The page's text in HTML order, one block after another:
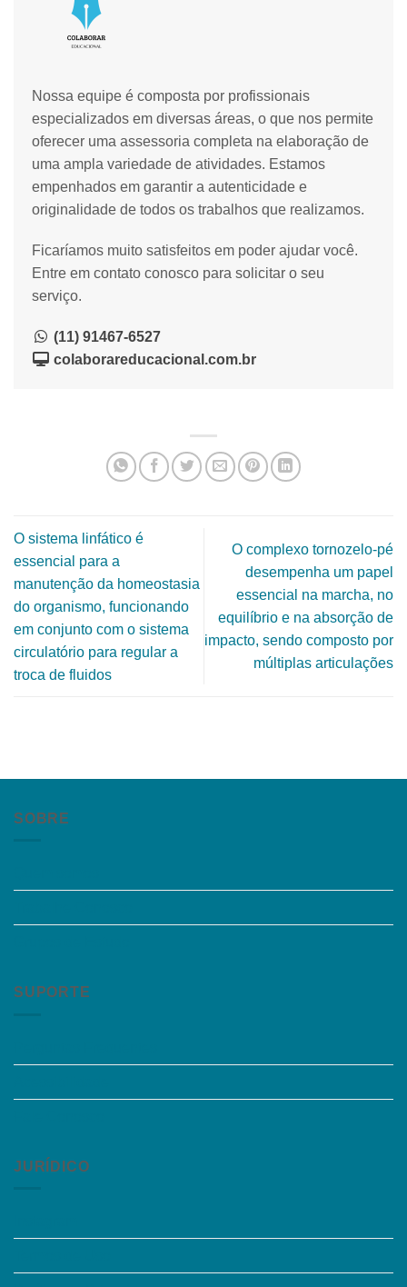
Nossa equipe é composta por profissionais
especializados em diversas áreas, o que nos permite
oferecer uma assessoria completa na elaboração de
uma ampla variedade de atividades. Estamos
empenhados em garantir a autenticidade e
originalidade de todos os trabalhos que realizamos.
Ficaríamos muito satisfeitos em poder ajudar você.
Entre em contato conosco para solicitar o seu
serviço.
(11) 91467-6527
colaborareducacional.com.br
O sistema linfático é
essencial para a
manutenção da homeostasia
do organismo, funcionando
em conjunto com o sistema
circulatório para regular a
troca de fluidos
O complexo tornozelo-pé
desempenha um papel
essencial na marcha, no
equilíbrio e na absorção de
impacto, sendo composto por
múltiplas articulações
SOBRE
SUPORTE
JURÍDICO